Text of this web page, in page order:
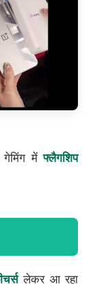
मेंफ्लैगशिप
लेकर आ रहा